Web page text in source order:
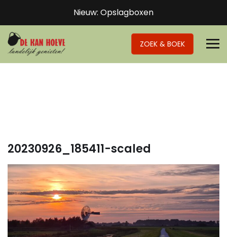
Nieuw: Opslagboxen
ZOEK & BOEK
20230926_185411-scaled